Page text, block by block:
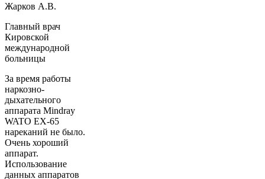
Жарков А.В.
Главный врач
Кировской
международной
больницы
За время работы
наркозно-
дыхательного
аппарата Mindray
WATO EX-65
нареканий не было.
Очень хороший
аппарат.
Использование
данных аппаратов